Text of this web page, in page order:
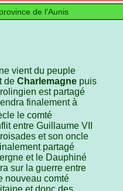
de l’Aunis
vient du peuple
deCharlemagne puis
est partagé
finalement à
le comté
entre Guillaume VII
et son oncle
partagé
et le Dauphiné
sur la guerre entre
nouveau comté
et donc des